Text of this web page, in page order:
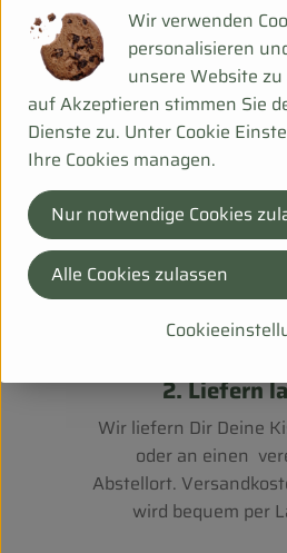
1.
Du meldets dich für die
2. Liefern
Wir liefern Dir Deine
oder an einen
Abstellort.
wird bequem per
Wir verwenden
personalisieren
unsere Website
auf Akzeptieren stimmen Sie
Dienste zu. Unter Cookie
Ihre Cookies managen.
Nur notwendige Cookies
Alle Cookies zulassen